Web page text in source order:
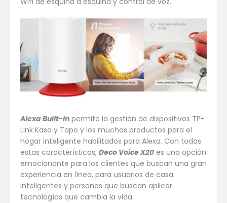
Alexa Built-in permite la gestión de dispositivos TP-
Link Kasa y Tapo y los muchos productos para el
hogar inteligente habilitados para Alexa. Con todas
estas características, Deco Voice X20 es una opción
emocionante para los clientes que buscan una gran
experiencia en línea, para usuarios de casa
inteligentes y personas que buscan aplicar
tecnologías que cambia la vida.